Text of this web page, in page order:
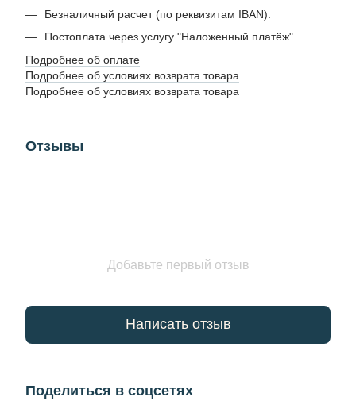
Безналичный расчет (по реквизитам IBAN).
Постоплата через услугу "Наложенный платёж".
Подробнее об оплате
Подробнее об условиях возврата товара
Подробнее об условиях возврата товара
Отзывы
Добавьте первый отзыв
Написать отзыв
Поделиться в соцсетях